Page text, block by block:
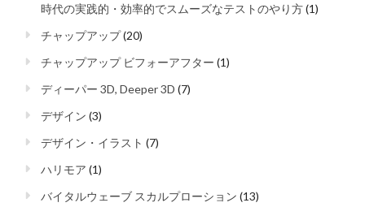
時代の実践的・効率的でスムーズなテストのやり方(1)
チャップアップ(20)
チャップアップ ビフォーアフター (1)
ディーパー 3D, Deeper 3D (7)
デザイン (3)
デザイン・イラスト (7)
ハリモア (1)
バイタルウェーブ スカルプローション (13)